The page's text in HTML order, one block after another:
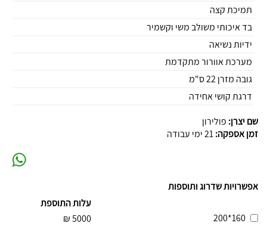
תמיכת קצה
בד איכותי משולב משי וקשמיר
ידיות נשיאה
מערכת אוורור מתקדמת
גובה מזרן 22 ס"מ
דרגת קושי אחידה
שם יצרן: פולירון
זמן אספקה:21 ימי עבודה
אפשרויות שדרוג ותוספות
עלות התוספת
160*200
5000
₪